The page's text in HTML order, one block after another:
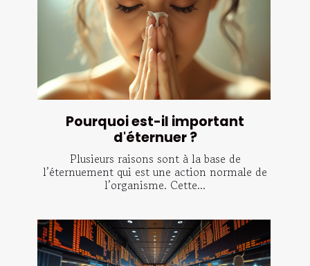
Pourquoi est-il important
d'éternuer ?
Plusieurs raisons sont à la base de
l’éternuement qui est une action normale de
l’organisme. Cette...